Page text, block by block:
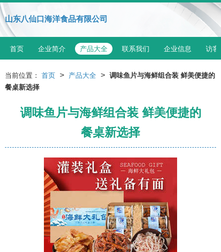
山东八仙口海洋食品有限公司
首页 企业简介 产品大全 联系我们 企业信息 访客
当前位置： 首页 > 产品大全 > 调味鱼片与海鲜组合装 鲜美便捷的
餐桌新选择
调味鱼片与海鲜组合装 鲜美便捷的
餐桌新选择